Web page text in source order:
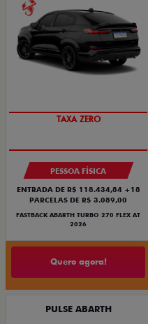
PESSOA FÍSICA
ENTRADA DE R$ 118.434,84 +18
PARCELAS DE R$ 3.089,00
FASTBACK ABARTH TURBO 270 FLEX AT
2026
Quero agora!
PULSE ABARTH